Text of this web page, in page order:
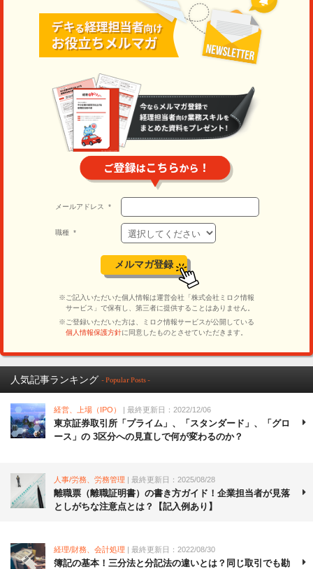
人気記事ランキング - Popular Posts -
経営、上場（IPO） | 最終更新日：2022/12/06
東京証券取引所「プライム」、「スタンダード」、「グロ
ース」の 3区分への見直しで何が変わるのか？
人事/労務、労務管理 | 最終更新日：2025/08/28
離職票（離職証明書）の書き方ガイド！企業担当者が見落
としがちな注意点とは？【記入例あり】
経理/財務、会計処理 | 最終更新日：2022/08/30
簿記の基本！三分法と分記法の違いとは？同じ取引でも勘